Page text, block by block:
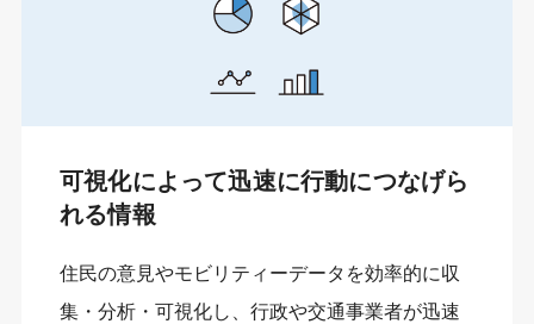
可視化によって迅速に行動につなげら
れる情報
住民の意見やモビリティーデータを効率的に収
集・分析・可視化し、行政や交通事業者が迅速